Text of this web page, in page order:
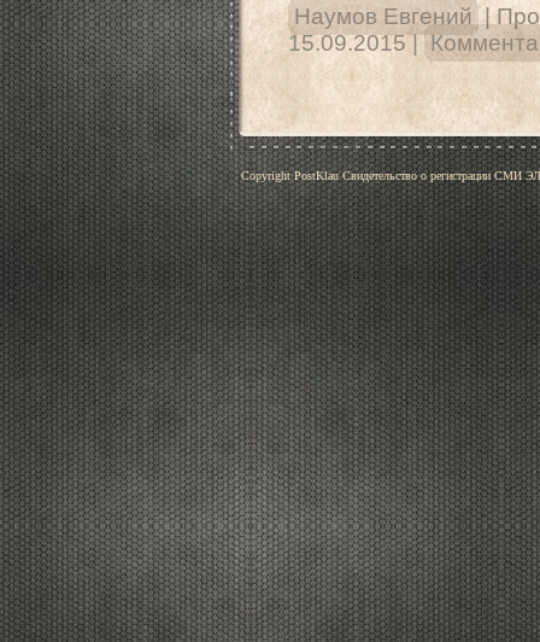
Наумов Евгений |
15.09.2015 |
Copyright PostKlau Свидетельство о регистрации СМИ